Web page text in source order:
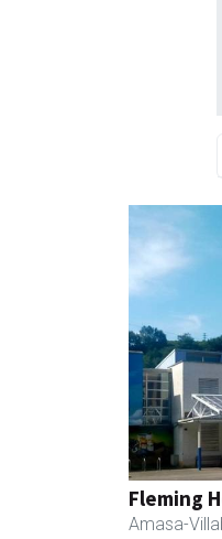
Fleming
Amasa-